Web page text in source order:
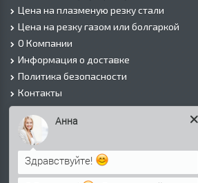
Цена на плазменую резку стали
Цена на резку газом или болгаркой
О Компании
Информация о доставке
Политика безопасности
Контакты
Прайс лист на черный металлопрокат
Листовой прокат
Лист г/к
Лист х/к
Здравствуйте!